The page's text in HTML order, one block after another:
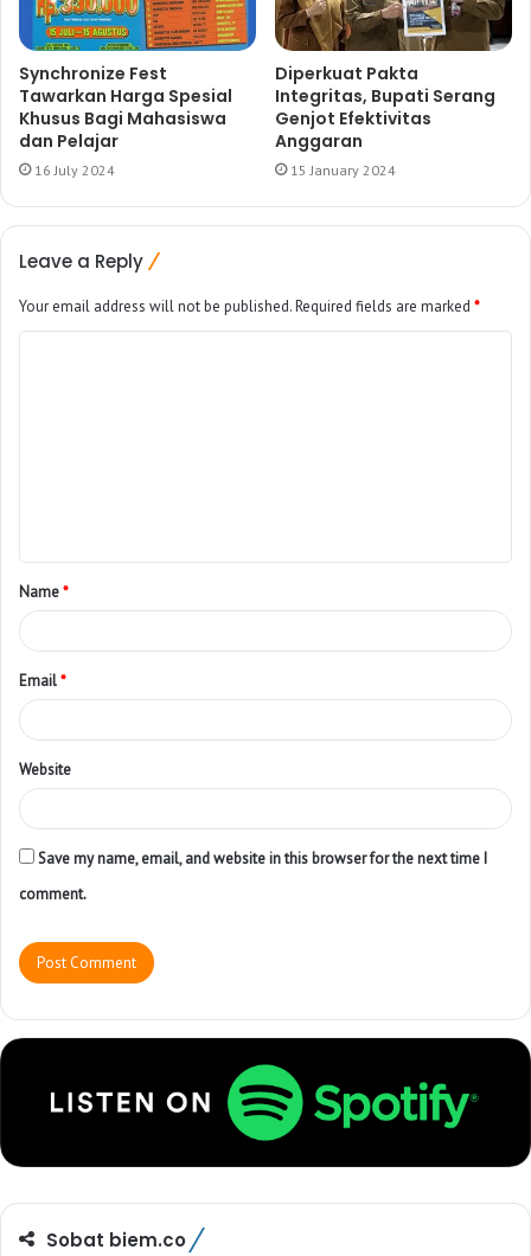
Synchronize Fest
Tawarkan Harga Spesial
Khusus Bagi Mahasiswa
dan Pelajar
16 July 2024
Diperkuat Pakta
Integritas, Bupati Serang
Genjot Efektivitas
Anggaran
15 January 2024
Leave a Reply
Your email address will not be published.Required fields are marked *
Name*
Email*
Website
Save my name, email, and website in this browser for the next time I
comment.
Sobat biem.co